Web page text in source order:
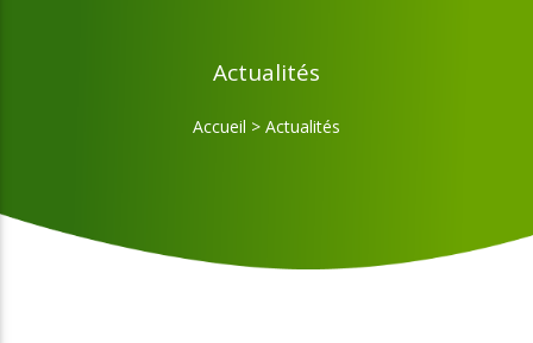
Actualités
Accueil > Actualités